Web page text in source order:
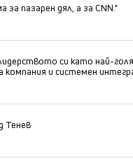
за пазарен дял, а за CNN."
си като най-
компания и системен
Тенев